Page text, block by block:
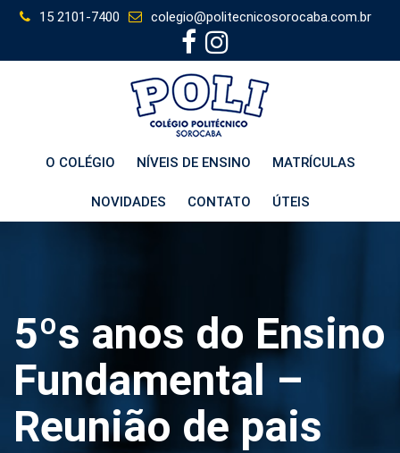
Skip
content
15 2101-7400 colegio@politecnicosorocaba.com.br
O COLÉGIO NÍVEIS DE ENSINO MATRÍCULAS
NOVIDADES CONTATO ÚTEIS
5ºs anos do Ensino
Fundamental –
Reunião de pais